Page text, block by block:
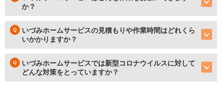
か？
いづみホームサービスの見積もりや作業時間はどれくら
いかかりますか？
いづみホームサービスでは新型コロナウイルスに対して
どんな対策をとっていますか？